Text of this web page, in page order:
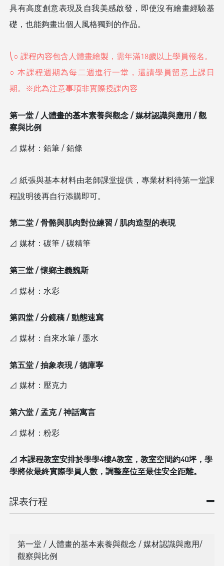
具有高度創意表現及自我美感啟發，即使沒有繪畫經驗基
礎，也能夠畫出個人風格獨到的作品。
○ 課程內容包含人體畫繪製，需年滿18歲以上學員報名。
○ 本課程週期為每二週進行一堂，還請學員留意上課日
期。
第一堂 / 人體畫的基本素養與觀念 / 媒材認識與應用 / 觀
察與比例
⊿ 媒材：鉛筆 / 鉛條
⊿ 紙張與基本材料由老師課堂提供，專業材料待第一堂課
程說明後再自行添購即可。
第二堂 / 骨骼與肌肉對位練習 / 肌肉造型的表現
⊿ 媒材：碳筆 / 碳精筆
第三堂 / 懷鄉主義魏斯
⊿ 媒材：水彩
第四堂 / 分鏡稿 / 動態速寫
⊿ 媒材：自來水筆 / 墨水
第五堂 / 抽象表現 / 德庫寧
⊿ 媒材：壓克力
第六堂 / 孟克 / 神話寓言
⊿ 媒材：粉彩
⊿ 本課程教室安排於學學4樓A教室，教室空間約40坪，學
學將依最終實際學員人數，調整座位至最佳安全距離。
課表行程
第一堂 / 人體畫的基本素養與觀念 / 媒材認識與應用/
觀察與比例